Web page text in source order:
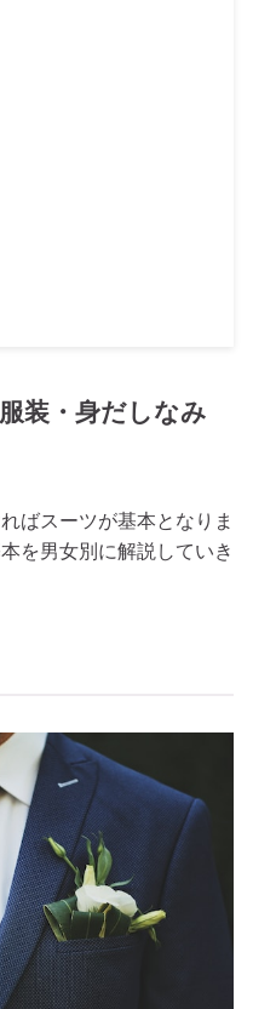
装・身だしなみ
ばスーツが基本となりま
を男女別に解説していき